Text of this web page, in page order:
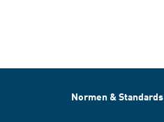
Normen & Standards